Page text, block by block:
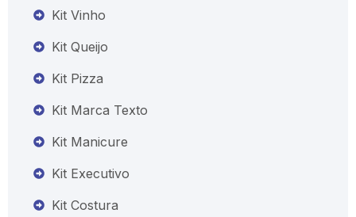
Kit Vinho
Kit Queijo
Kit Pizza
Kit Marca Texto
Kit Manicure
Kit Executivo
Kit Costura